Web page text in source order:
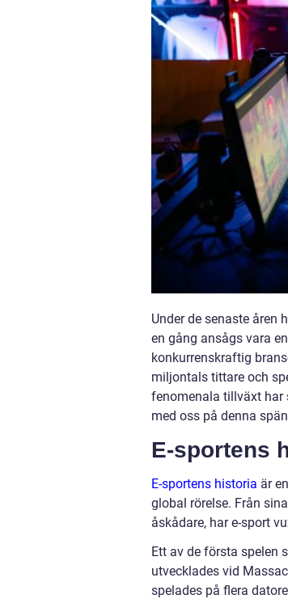
Under de senaste åren
en gång ansågs vara
konkurrenskraftig
miljontals tittare och
fenomenala tillväxt har
med oss på denna
E-sportens
E-sportens historia är
global rörelse. Från
åskådare, har e-sport
Ett av de första spelen
utvecklades vid
spelades på flera